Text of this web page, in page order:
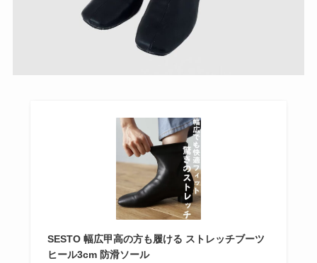
SESTO 幅広甲高の方も履ける ストレッチブーツ
ヒール3cm 防滑ソール